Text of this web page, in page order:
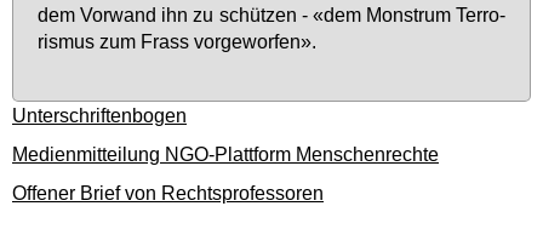
dem Vor­wand ihn zu schüt­zen - «dem Mons­trum Ter­ro­
ris­mus zum Frass vor­ge­wor­fen».
Unterschriftenbogen
Medienmitteilung NGO-Plattform Menschenrechte
Offener Brief von Rechtsprofessoren